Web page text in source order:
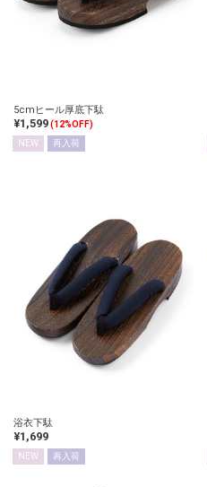
5cmヒール厚底下駄
¥1,599(12%OFF)
NEW
再入荷
浴衣下駄
¥1,699
NEW 再入荷